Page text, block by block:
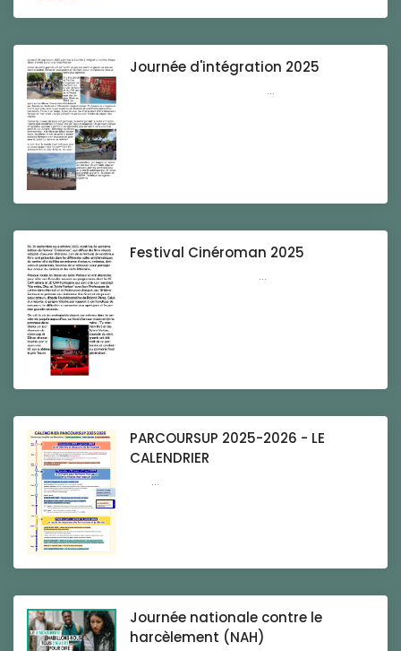
Journée d'intégration 2025
...
Festival Cinéroman 2025
...
PARCOURSUP 2025-2026 - LE
CALENDRIER
...
Journée nationale contre le
harcèlement (NAH)